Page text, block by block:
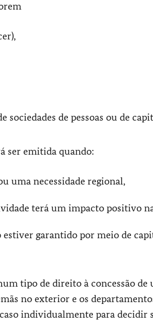
sociedades de pessoas ou de
ser emitida quando:
uma necessidade regional,
terá um impacto positivo
garantido por meio de
tipo de direito à concessão
no exterior e os
individualmente para decidir